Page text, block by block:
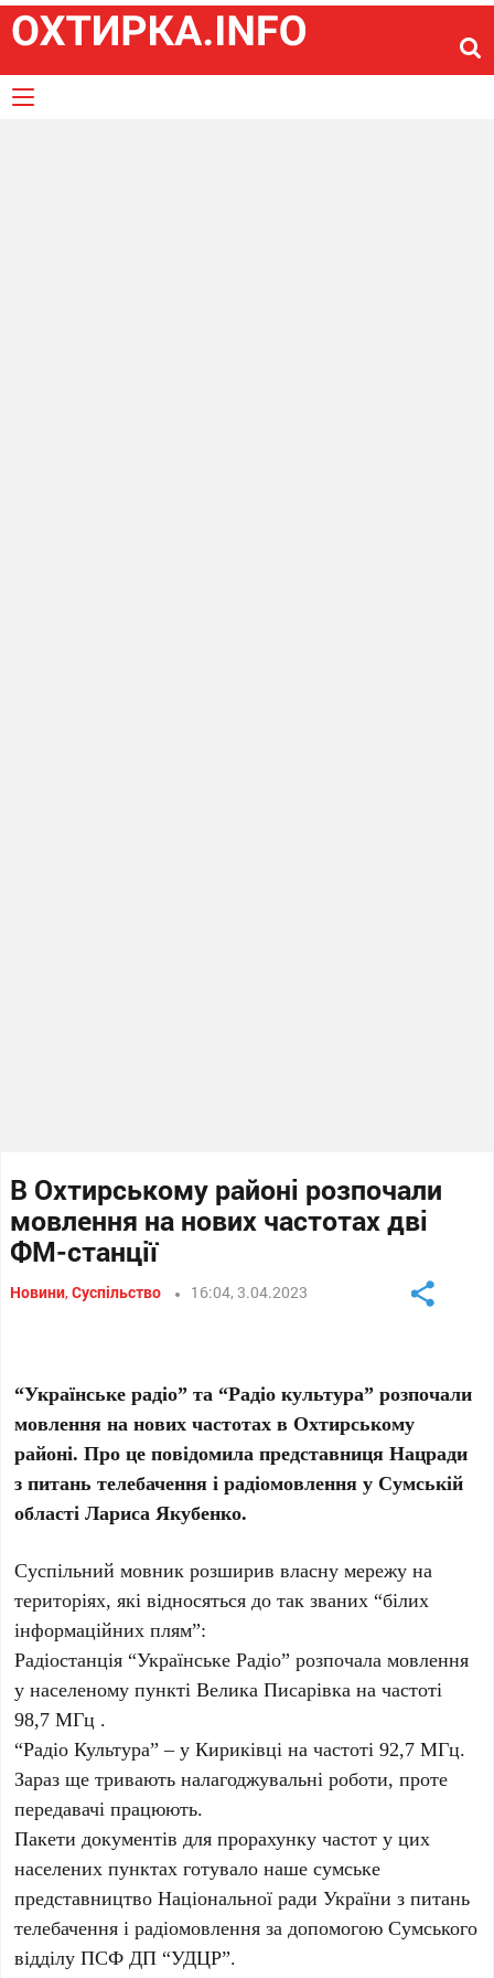
В Охтирському районі розпочали
мовлення на нових частотах дві
ФМ-станції
Новини,Суспільство 16:04, 3.04.2023
“Українське радіо” та “Радіо культура” розпочали
мовлення на нових частотах в Охтирському
районі. Про це повідомила представниця Нацради
з питань телебачення і радіомовлення у Сумській
області Лариса Якубенко.
Суспільний мовник розширив власну мережу на
територіях, які відносяться до так званих “білих
інформаційних плям”:
Радіостанція “Українське Радіо” розпочала мовлення
у населеному пункті Велика Писарівка на частоті
98,7 МГц .
“Радіо Культура” – у Кириківці на частоті 92,7 МГц.
Зараз ще тривають налагоджувальні роботи, проте
передавачі працюють.
Пакети документів для прорахунку частот у цих
населених пунктах готувало наше сумське
представництво Національної ради України з питань
телебачення і радіомовлення за допомогою Сумського
відділу ПСФ ДП “УДЦР”.